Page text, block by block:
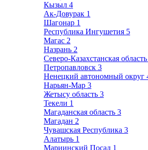
Кызыл 4
Ак-Довурак 1
Шагонар 1
Республика Ингушетия 5
Магас 2
Назрань 2
Северо-Казахстанская область
Петропавловск 3
Ненецкий автономный округ
Нарьян-Мар 3
Жетысу область 3
Текели 1
Магаданская область 3
Магадан 2
Чувашская Республика 3
Алатырь 1
Мариинский Посад 1